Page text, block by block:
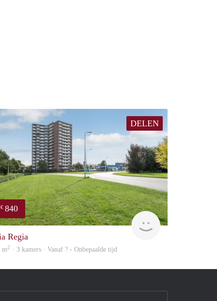
DELEN
€ 840
rent
Regia
m2 · 3 kamers · Vanaf ? - Onbepaalde tijd